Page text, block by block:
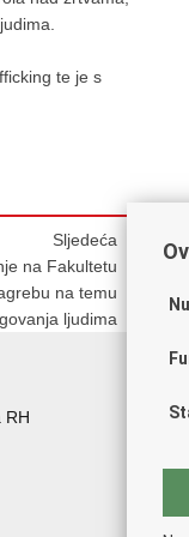
te je s
Sljedeća
na Fakultetu
na temu
ljudima
RH